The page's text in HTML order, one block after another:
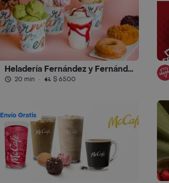
Heladería Fernández y Fernández by Masa
20 min · $ 6500
Envío Gratis